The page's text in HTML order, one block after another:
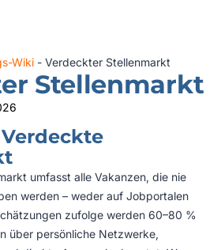
Wiki- Verdeckter Stellenmarkt
Stellenmarkt
umfasst alle Vakanzen, die nie
werden – weder auf Jobportalen
zufolge werden 60–80 %
über persönliche Netzwerke,